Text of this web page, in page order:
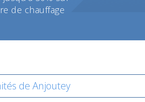
de chauffage
de Anjoutey